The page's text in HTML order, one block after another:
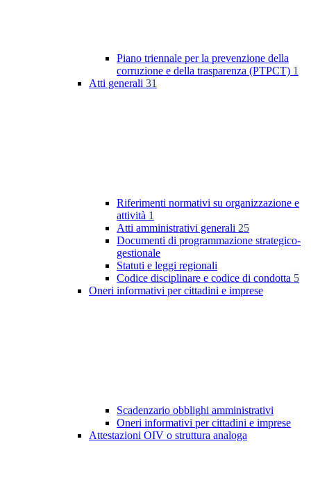
Piano triennale per la prevenzione della
corruzione e della trasparenza (PTPCT) 1
Atti generali 31
Riferimenti normativi su organizzazione e
attività 1
Atti amministrativi generali 25
Documenti di programmazione strategico-
gestionale
Statuti e leggi regionali
Codice disciplinare e codice di condotta 5
Oneri informativi per cittadini e imprese
Scadenzario obblighi amministrativi
Oneri informativi per cittadini e imprese
Attestazioni OIV o struttura analoga